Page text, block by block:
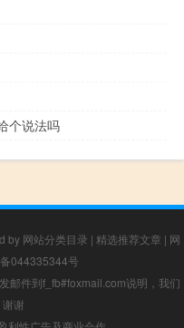
个说法吗
by 网站分类目录 | 精选推荐文章 | 网
044335344号
邮件到f_fb#foxmail.com说明，我们
谢